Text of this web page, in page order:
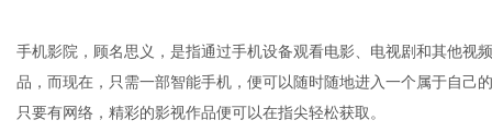
手机影院，顾名思义，是指通过手机设备观看电影、电视剧和其他视
品，而现在，只需一部智能手机，便可以随时随地进入一个属于自己
只要有网络，精彩的影视作品便可以在指尖轻松获取。